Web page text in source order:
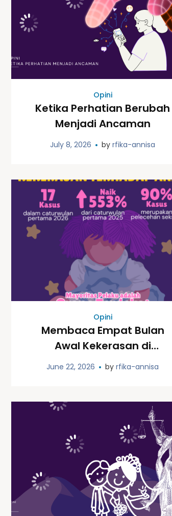
Opini
Ketika Perhatian Berubah
Menjadi Ancaman
July 8, 2026 byrfika-annisa
Opini
Membaca Empat Bulan
Awal Kekerasan di
Yogyakarta: Pengingat
June 22, 2026 byrfika-annisa